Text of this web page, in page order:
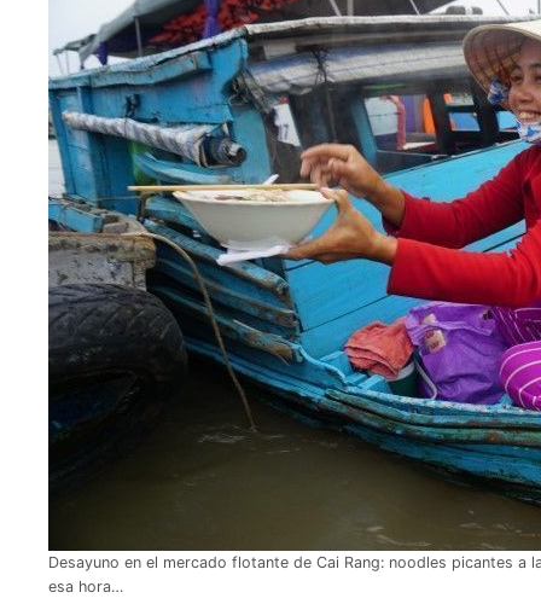
Desayuno en el mercado flotante de Cai Rang: noodles picantes a
esa hora…